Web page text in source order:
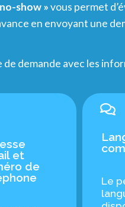
show »vous permet
en envoyant une
demande avec les
et
de
Le